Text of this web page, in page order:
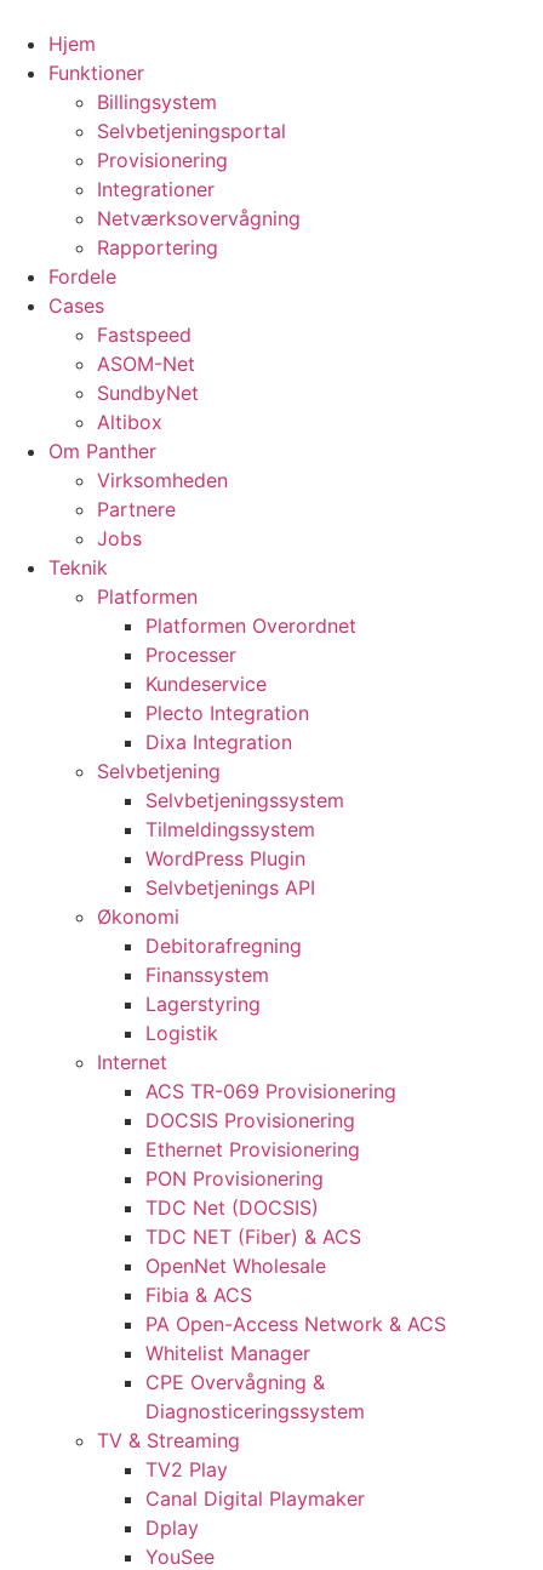
content
Hjem
Funktioner
Billingsystem
Selvbetjeningsportal
Provisionering
Integrationer
Netværksovervågning
Rapportering
Fordele
Cases
Fastspeed
ASOM-Net
SundbyNet
Altibox
Om Panther
Virksomheden
Partnere
Jobs
Teknik
Platformen
Platformen Overordnet
Processer
Kundeservice
Plecto Integration
Dixa Integration
Selvbetjening
Selvbetjeningssystem
Tilmeldingssystem
WordPress Plugin
Selvbetjenings API
Økonomi
Debitorafregning
Finanssystem
Lagerstyring
Logistik
Internet
ACS TR-069 Provisionering
DOCSIS Provisionering
Ethernet Provisionering
PON Provisionering
TDC Net (DOCSIS)
TDC NET (Fiber) & ACS
OpenNet Wholesale
Fibia & ACS
PA Open-Access Network & ACS
Whitelist Manager
CPE Overvågning &
Diagnosticeringssystem
TV & Streaming
TV2 Play
Canal Digital Playmaker
Dplay
YouSee